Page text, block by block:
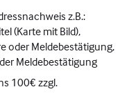
z.B.:
(Karte mit Bild),
oder Meldebestätigung,
Meldebestätigung
100€ zzgl.